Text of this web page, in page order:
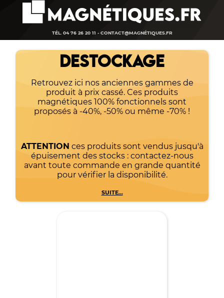
TÉL. 04 76 26 20 11 - CONTACT@MAGNÉTIQUES.FR
DESTOCKAGE
Retrouvez ici nos anciennes gammes de
produit à prix cassé. Ces produits
magnétiques 100% fonctionnels sont
proposés à -40%, -50% ou même -70% !
ATTENTION ces produits sont vendus jusqu'à
épuisement des stocks : contactez-nous
avant toute commande en grande quantité
pour vérifier la disponibilité.
SUITE...